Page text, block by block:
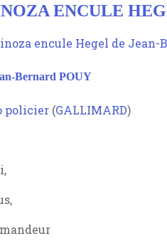
ENCULE
Bernard POUY
policier (GALLIMARD)